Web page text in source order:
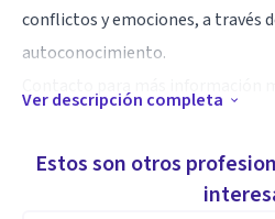
conflictos y emociones, a través
autoconocimiento.
Hablo en forma fluente
Ver descripción completa
Estos son otros